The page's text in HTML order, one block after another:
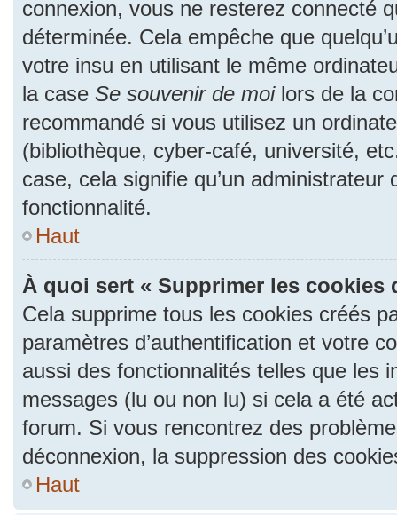
connexion, vous ne resterez connecté
déterminée. Cela empêche que
votre insu en utilisant le même
la case Se souvenir de moilors de la
recommandé si vous utilisez un
(bibliothèque, cyber-café, université,
case, cela signifie qu’un
fonctionnalité.
Haut
À quoi sert « Supprimer les cookies
Cela supprime tous les cookies créés
paramètres d’authentification et votre
aussi des fonctionnalités telles que les
messages (lu ou non lu) si cela a été
forum. Si vous rencontrez des
déconnexion, la suppression des
Haut